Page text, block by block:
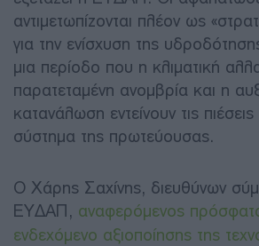
αντιμετωπίζονται πλέον ως
για την ενίσχυση της
μια περίοδο που η κλιματική
παρατεταμένη ανομβρία και η
κατανάλωση εντείνουν τις
σύστημα της πρωτεύουσας.
Ο Χάρης Σαχίνης, διευθύνων
ΕΥΔΑΠ, αναφερόμενος
ενδεχόμενο αξιοποίησης της